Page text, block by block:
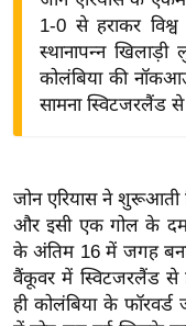
द्यो
वि
शे
ष
ज्ञ
रा
1-0 से हराकर
स्थानापन्न
कोलंबिया की
सामना स्विटजरलैंड से
जोन एरियास ने शुरूआती
और इसी एक गोल के दम
के अंतिम 16 में जगह बना
वैंकूवर में स्विटजरलैंड से
ही कोलंबिया के